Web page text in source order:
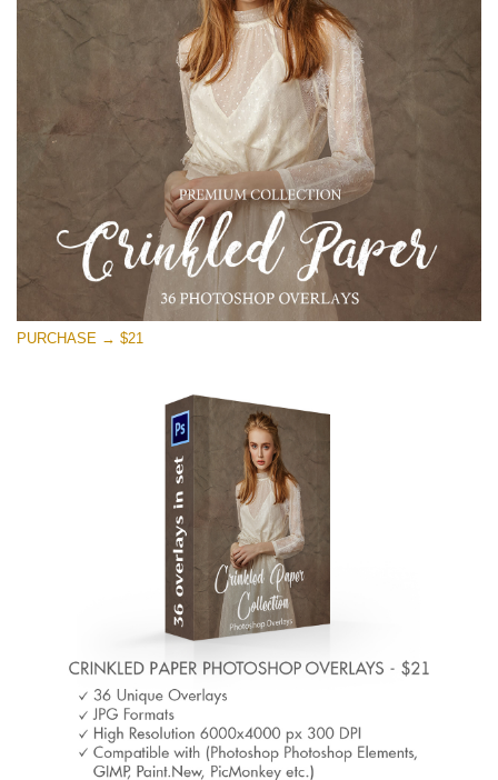
Free download
PURCHASE → $21